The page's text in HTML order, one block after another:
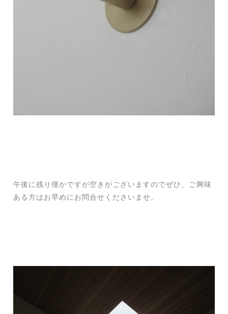
午後に残り僅かですが空きがございますのでぜひ、ご興味
ある方はお早めにお問合せくださいませ。